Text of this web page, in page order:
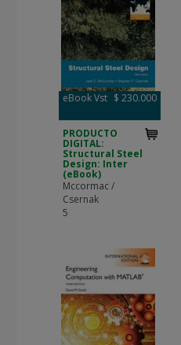
eBook Vst $ 230.000
PRODUCTO
DIGITAL:
Structural Steel
Design: Inter
(eBook)
Mccormac /
Csernak
5